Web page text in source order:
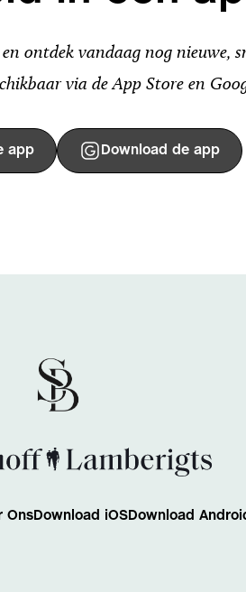
ontdek vandaag nog nieuwe,
via de App Store en
app Download de app
OnsDownload iOSDownload